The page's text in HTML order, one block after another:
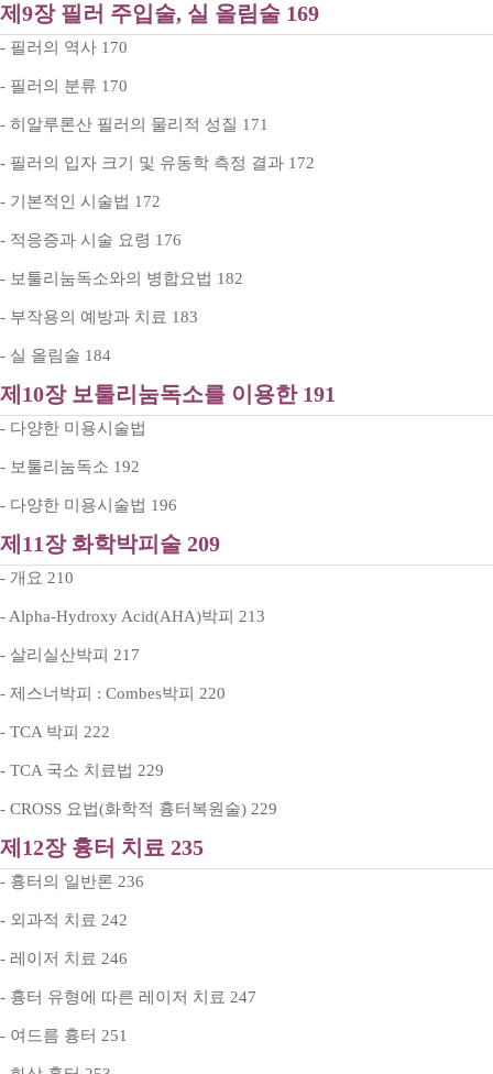
제9장 필러 주입술, 실 올림술 169
- 필러의 역사 170
- 필러의 분류 170
- 히알루론산 필러의 물리적 성질 171
- 필러의 입자 크기 및 유동학 측정 결과 172
- 기본적인 시술법 172
- 적응증과 시술 요령 176
- 보툴리눔독소와의 병합요법 182
- 부작용의 예방과 치료 183
- 실 올림술 184
제10장 보툴리눔독소를 이용한 191
- 다양한 미용시술법
- 보툴리눔독소 192
- 다양한 미용시술법 196
제11장 화학박피술 209
- 개요 210
- Alpha-Hydroxy Acid(AHA)박피 213
- 살리실산박피 217
- 제스너박피 : Combes박피 220
- TCA 박피 222
- TCA 국소 치료법 229
- CROSS 요법(화학적 흉터복원술) 229
제12장 흉터 치료 235
- 흉터의 일반론 236
- 외과적 치료 242
- 레이저 치료 246
- 흉터 유형에 따른 레이저 치료 247
- 여드름 흉터 251